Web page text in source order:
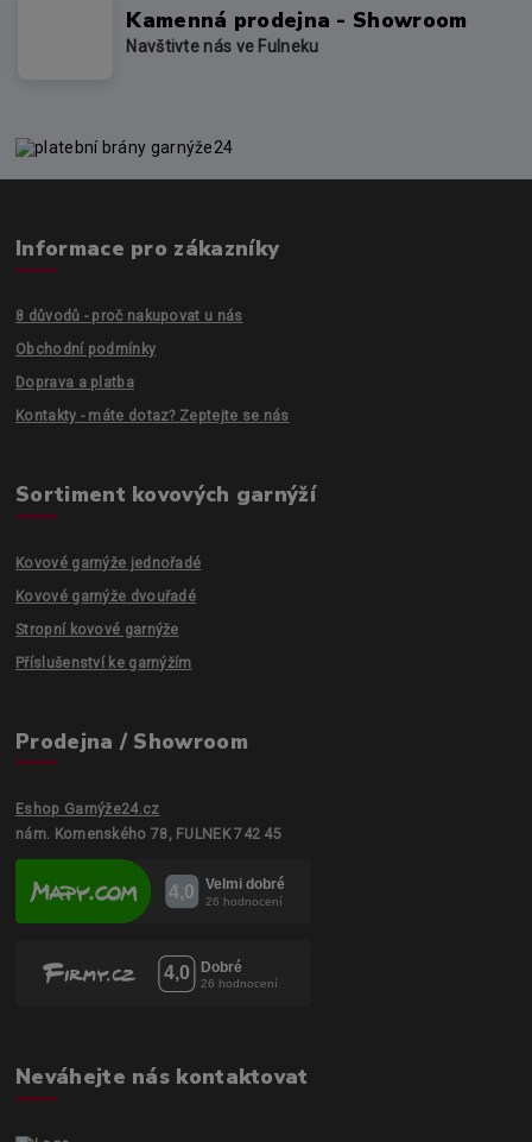
Kamenná prodejna - Showroom
Navštivte nás ve Fulneku
Informace pro zákazníky
8 důvodů - proč nakupovat u nás
Obchodní podmínky
Doprava a platba
Kontakty - máte dotaz? Zeptejte se nás
Sortiment kovových garnýží
Kovové garnýže jednořadé
Kovové garnýže dvouřadé
Stropní kovové garnýže
Příslušenství ke garnýžím
Prodejna / Showroom
Eshop Garnýže24.cz
nám. Komenského 78, FULNEK 742 45
Neváhejte nás kontaktovat